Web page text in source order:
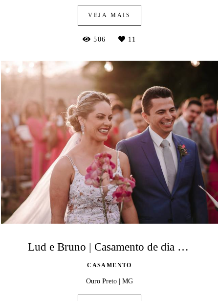
VEJA MAIS
506 11
Lud e Bruno | Casamento de dia em Ouro Preto
CASAMENTO
Ouro Preto | MG